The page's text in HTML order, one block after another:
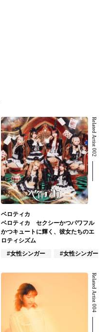
#ポップス
Related Artist 002
ベロティカ
ベロティカ セクシーかつパワフル
かつキュートに輝く、彼女たちのエ
ロティシズム
#女性シンガー
#女性シンガーグ
Related Artist 004